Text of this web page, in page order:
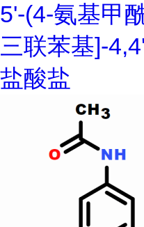
5'-(4-氨基甲
三联苯基]-
盐酸盐